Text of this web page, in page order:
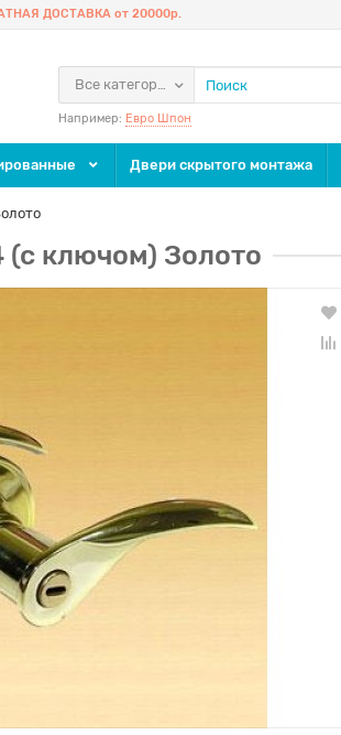
ДОСТАВКА от 20000р.
Все категории
Например: Евро Шпон
Двери скрытого монтажа
(с ключом) Золото